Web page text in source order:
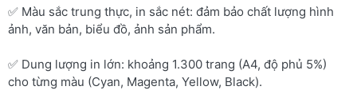
✅ Màu sắc trung thực, in sắc nét: đảm bảo chất lượng hình
ảnh, văn bản, biểu đồ, ảnh sản phẩm.
✅ Dung lượng in lớn: khoảng 1.300 trang (A4, độ phủ 5%)
cho từng màu (Cyan, Magenta, Yellow, Black).